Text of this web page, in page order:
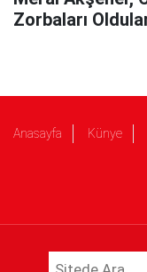
Zorbaları
Anasayfa Künye